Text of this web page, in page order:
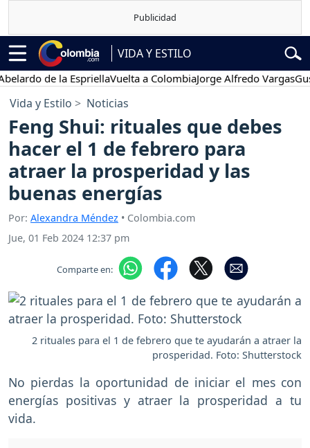
VIDA Y ESTILO
de la EspriellaVuelta a ColombiaJorge Alfredo VargasGustavo
Vida y Estilo Noticias
Feng Shui: rituales que debes
hacer el 1 de febrero para
atraer la prosperidad y las
buenas energías
Por: Alexandra Méndez • Colombia.com
Jue, 01 Feb 2024 12:37 pm
Comparte en:
2 rituales para el 1 de febrero que te ayudarán a atraer la
prosperidad. Foto: Shutterstock
No pierdas la oportunidad de iniciar el mes con
energías positivas y atraer la prosperidad a tu
vida.